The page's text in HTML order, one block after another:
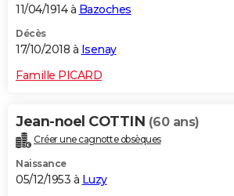
11/04/1914 à Bazoches
Décès
17/10/2018 à Isenay
Famille PICARD
Jean-noel COTTIN (60 ans)
Créer une cagnotte obsèques
Naissance
05/12/1953 à Luzy